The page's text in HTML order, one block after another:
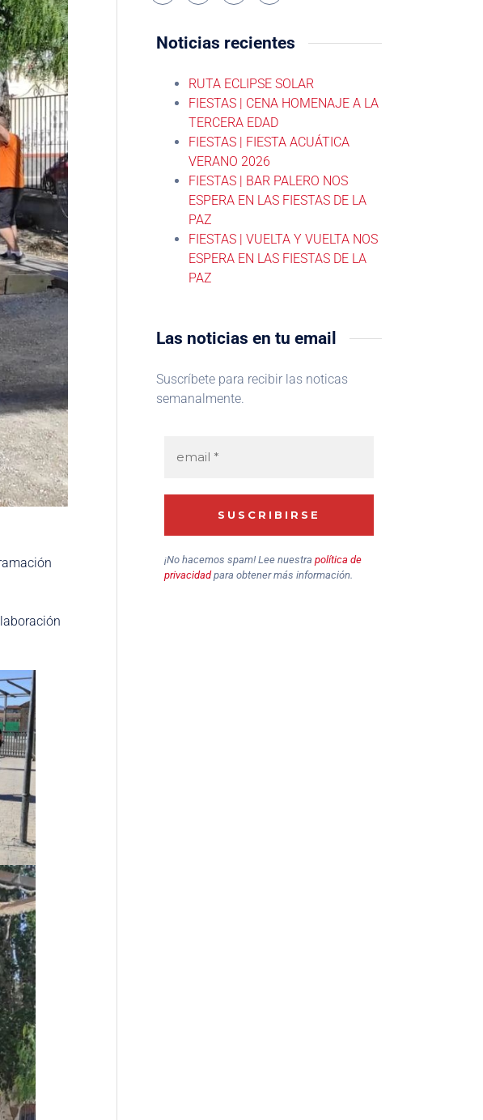
Noticias recientes
RUTA ECLIPSE SOLAR
FIESTAS | CENA HOMENAJE A LA
TERCERA EDAD
FIESTAS | FIESTA ACUÁTICA
VERANO 2026
FIESTAS | BAR PALERO NOS
ESPERA EN LAS FIESTAS DE LA
PAZ
FIESTAS | VUELTA Y VUELTA NOS
ESPERA EN LAS FIESTAS DE LA
PAZ
Las noticias en tu email
Suscríbete para recibir las noticas
semanalmente.
¡No hacemos spam! Lee nuestrapolítica de
privacidadpara obtener más información.